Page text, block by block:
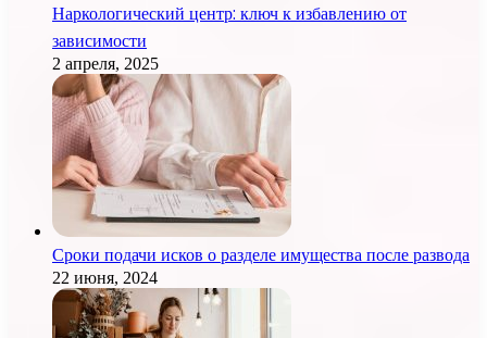
Наркологический центр: ключ к избавлению от
зависимости
2 апреля, 2025
Сроки подачи исков о разделе имущества после развода
22 июня, 2024